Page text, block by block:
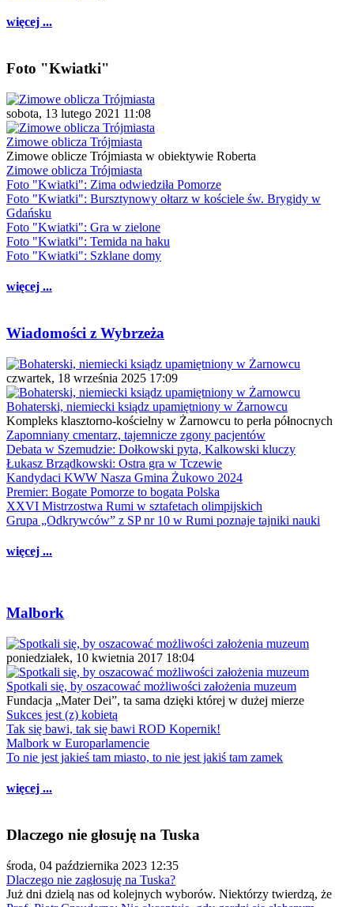
więcej ...
Foto "Kwiatki"
sobota, 13 lutego 2021 11:08
Zimowe oblicza Trójmiasta
Zimowe oblicze Trójmiasta w obiektywie Roberta
Zimowe oblicza Trójmiasta
Foto "Kwiatki": Zima odwiedziła Pomorze
Foto "Kwiatki": Bursztynowy ołtarz w kościele św. Brygidy w
Gdańsku
Foto "Kwiatki": Gra w zielone
Foto "Kwiatki": Temida na haku
Foto "Kwiatki": Szklane domy
więcej ...
Wiadomości z Wybrzeża
czwartek, 18 września 2025 17:09
Bohaterski, niemiecki ksiądz upamiętniony w Żarnowcu
Kompleks klasztorno-kościelny w Żarnowcu to perła północnych
Zapomniany cmentarz, tajemnicze zgony pacjentów
Debata w Szemudzie: Dołkowski pyta, Kalkowski kluczy
Łukasz Brządkowski: Ostra gra w Tczewie
Kandydaci KWW Nasza Gmina Żukowo 2024
Premier: Bogate Pomorze to bogata Polska
XXVI Mistrzostwa Rumi w sztafetach olimpijskich
Grupa „Odkrywców” z SP nr 10 w Rumi poznaje tajniki nauki
więcej ...
Malbork
poniedziałek, 10 kwietnia 2017 18:04
Spotkali się, by oszacować możliwości założenia muzeum
Fundacja „Mater Dei”, ta sama dzięki której w dużej mierze
Sukces jest (z) kobietą
Tak się bawi, tak się bawi ROD Kopernik!
Malbork w Europarlamencie
To nie jest jakieś tam miasto, to nie jest jakiś tam zamek
więcej ...
Dlaczego nie głosuję na Tuska
środa, 04 października 2023 12:35
Dlaczego nie zagłosuję na Tuska?
Już dni dzielą nas od kolejnych wyborów. Niektórzy twierdzą, że